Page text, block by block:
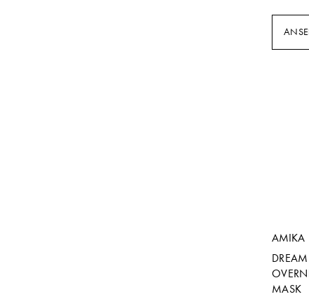
AMIKA
MASK